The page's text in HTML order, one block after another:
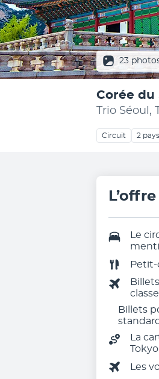
23
Corée du
Trio Séoul,
Circuit 2 pays
Le
Billets
La
Les